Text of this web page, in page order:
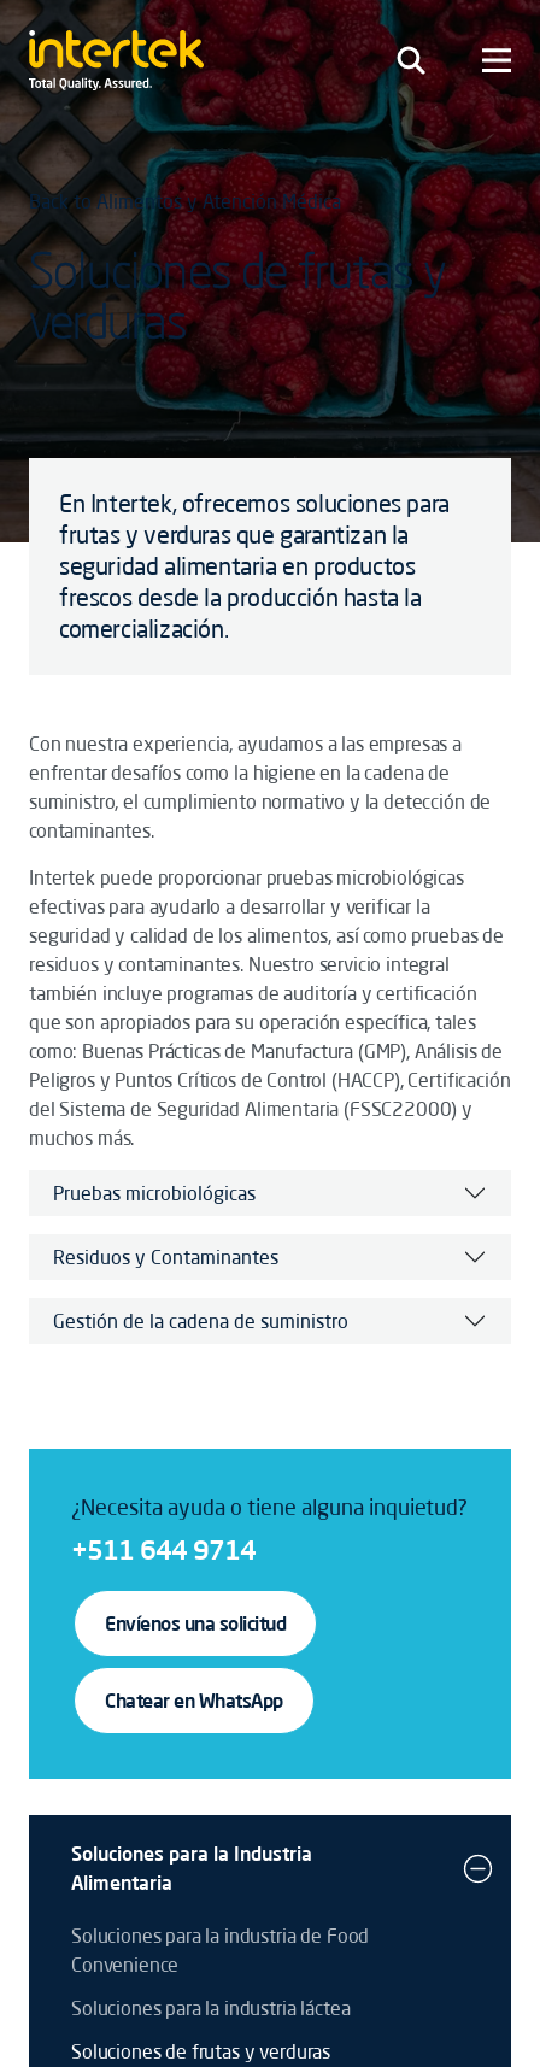
Back to Alimentos y Atención Médica
Soluciones de frutas y
verduras
En Intertek, ofrecemos soluciones para
frutas y verduras que garantizan la
seguridad alimentaria en productos
frescos desde la producción hasta la
comercialización.
Con nuestra experiencia, ayudamos a las empresas a
enfrentar desafíos como la higiene en la cadena de
suministro, el cumplimiento normativo y la detección de
contaminantes.
Intertek puede proporcionar pruebas microbiológicas
efectivas para ayudarlo a desarrollar y verificar la
seguridad y calidad de los alimentos, así como pruebas de
residuos y contaminantes. Nuestro servicio integral
también incluye programas de auditoría y certificación
que son apropiados para su operación específica, tales
como: Buenas Prácticas de Manufactura (GMP), Análisis de
Peligros y Puntos Críticos de Control (HACCP), Certificación
del Sistema de Seguridad Alimentaria (FSSC22000) y
muchos más.
Pruebas microbiológicas
Residuos y Contaminantes
Gestión de la cadena de suministro
¿Necesita ayuda o tiene alguna inquietud?
+511 644 9714
Envíenos una solicitud
Chatear en WhatsApp
Soluciones para la Industria
Alimentaria
Soluciones para la industria de Food
Convenience
Soluciones para la industria láctea
Soluciones de frutas y verduras